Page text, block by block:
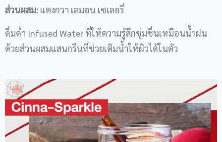
ส่วนผสม: แตงกวา เลมอน เซเลอรี่
ดื่มด่ำ Infused Water ที่ให้ความรู้สึกชุ่มชื่นเหมือนน้ำฝน
ด้วยส่วนผสมแสนกรีนที่ช่วยเติมน้ำให้ผิวได้ในตัว